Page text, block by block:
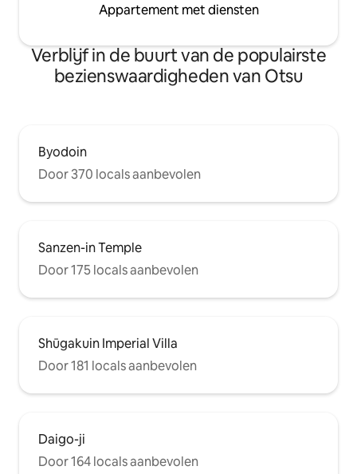
Appartement met diensten
Verblijf in de buurt van de populairste
bezienswaardigheden van Otsu
Byodoin
Door 370 locals aanbevolen
Sanzen-in Temple
Door 175 locals aanbevolen
Shūgakuin Imperial Villa
Door 181 locals aanbevolen
Daigo-ji
Door 164 locals aanbevolen